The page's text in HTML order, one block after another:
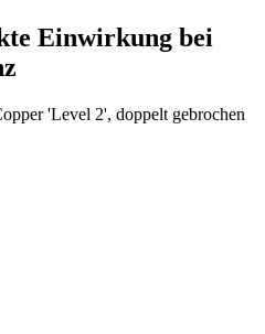
Einwirkung bei
'Level 2', doppelt gebrochen